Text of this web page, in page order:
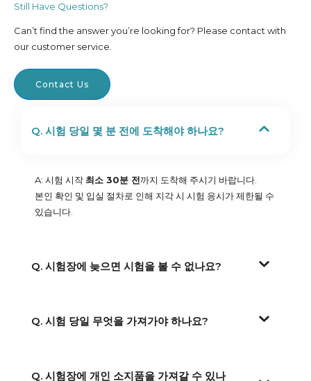
Still Have Questions?
Can’t find the answer you’re looking for? Please contact with
our customer service.
Contact Us
Q. 시험 당일 몇 분 전에 도착해야 하나요?
A: 시험 시작 최소 30분 전까지 도착해 주시기 바랍니다.
본인 확인 및 입실 절차로 인해 지각 시 시험 응시가 제한될 수
있습니다.
Q. 시험장에 늦으면 시험을 볼 수 없나요?
Q. 시험 당일 무엇을 가져가야 하나요?
Q. 시험장에 개인 소지품을 가져갈 수 있나